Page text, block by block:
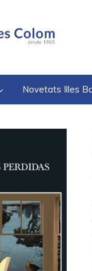
Novetats Illes